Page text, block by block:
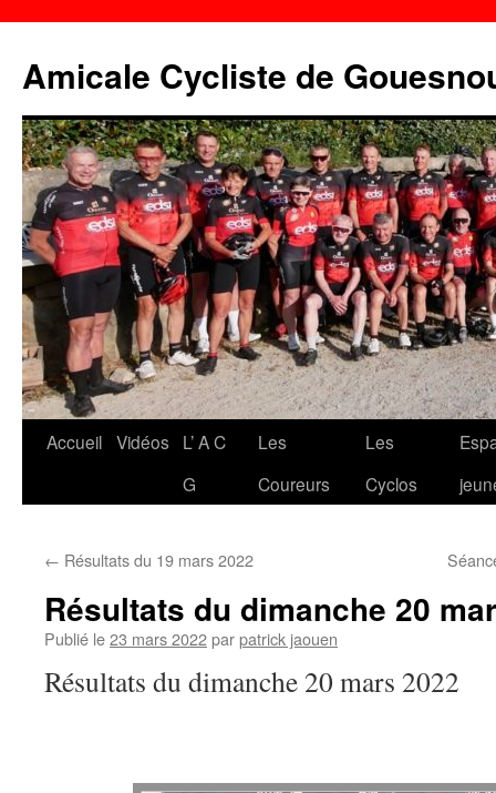
contenu
Amicale Cycliste de
Accueil Vidéos
L’ A C
G
Les
Coureurs
Les
Cyclos
← Résultats du 19 mars 2022
Résultats du dimanche 20
Publié le23 mars 2022parpatrick jaouen
Résultats du dimanche 20 mars 2022